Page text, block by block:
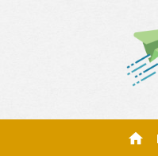
home